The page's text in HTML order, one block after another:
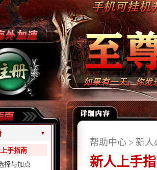
▾
手指南
择与加点
帮助中心 > 新人
新人上手